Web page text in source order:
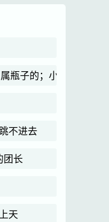
瓶子的；小和尚念经
不进去
团长
天